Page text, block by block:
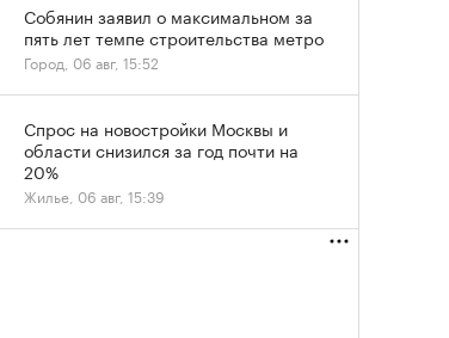
Собянин заявил о максимальном за
пять лет темпе строительства метро
Город, 06 авг, 15:52
Спрос на новостройки Москвы и
области снизился за год почти на
20%
Жилье, 06 авг, 15:39